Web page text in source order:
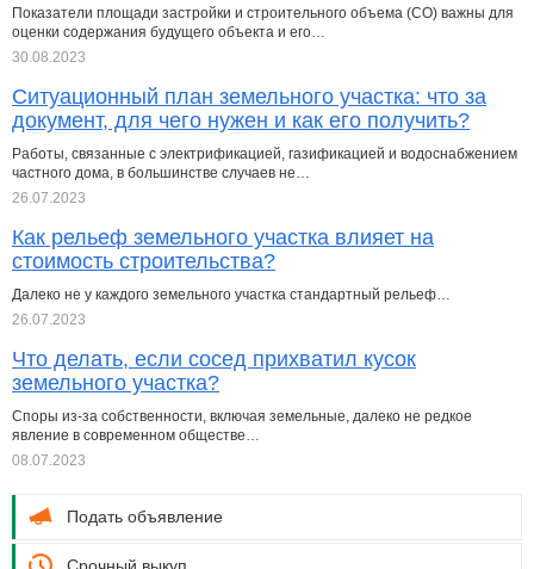
Показатели площади застройки и строительного объема (СО) важны для
оценки содержания будущего объекта и его…
30.08.2023
Ситуационный план земельного участка: что за
документ, для чего нужен и как его получить?
Работы, связанные с электрификацией, газификацией и водоснабжением
частного дома, в большинстве случаев не…
26.07.2023
Как рельеф земельного участка влияет на
стоимость строительства?
Далеко не у каждого земельного участка стандартный рельеф…
26.07.2023
Что делать, если сосед прихватил кусок
земельного участка?
Споры из-за собственности, включая земельные, далеко не редкое
явление в современном обществе…
08.07.2023
Подать объявление
Срочный выкуп